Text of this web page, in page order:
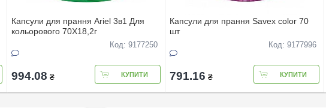
Капсули для прання Ariel 3в1 Для
кольорового 70X18,2г
Код: 9177250
994.08 ₴ КУПИТИ
Капсули для прання Savex color 70
шт
Код: 9177996
791.16 ₴ КУПИТИ